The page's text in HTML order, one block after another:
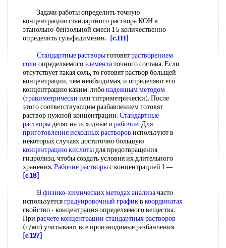
Задачи работы определить точную
концентрацию стандартного раствора КОН в
этанольно-бензольной смеси 1 5 количественно
определить сульфадимезин.
[c.111]
Стандартные растворыготовятрастворением
соли определяемогоэлементаточного состава. Если
отсутствует такая соль, то готовят раствор больщей
концентрации, чем необходимая, и определяют его
концентрацию каким-либонадежным методом
(гравиметрически или титриметрически). После
этого соответствующим разбавлением готовят
раствор нужной концентрации. Стандартные
растворыделят на исходные и рабочие. Для
приготовления исходных растворов используют в
некоторых случаях достаточно большую
концентрацию кислотыдля предотвращения
гидролиза, чтобы создать условия их длительного
хранения. Рабочие растворыс концентрацией 1 —
[c.18]
Вфизико-химических методах анализачасто
используетсяградуировочный графикв координатах
свойство - концентрация определяемого вещества.
При расчете концентрации стандартных растворов
(г/мл) учитывают все производимые разбанления
[c.127]